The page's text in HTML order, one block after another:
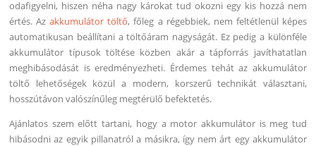
odafigyelni, hiszen néha nagy károkat tud okozni egy kis hozzá nem
értés. Azakkumulátor töltő, főleg a régebbiek, nem feltétlenül képes
automatikusan beállítani a töltőáram nagyságát. Ez pedig a különféle
akkumulátor típusok töltése közben akár a tápforrás javíthatatlan
meghibásodását is eredményezheti. Érdemes tehát az akkumulátor
töltő lehetőségek közül a modern, korszerű technikát választani,
hosszútávon valószínűleg megtérülő befektetés.
Ajánlatos szem előtt tartani, hogy a motor akkumulátor is meg tud
hibásodni az egyik pillanatról a másikra, így nem árt egy akkumulátor